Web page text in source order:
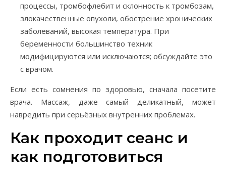
процессы, тромбофлебит и склонность к тромбозам,
злокачественные опухоли, обострение хронических
заболеваний, высокая температура. При
беременности большинство техник
модифицируются или исключаются; обсуждайте это
с врачом.
Если есть сомнения по здоровью, сначала посетите
врача. Массаж, даже самый деликатный, может
навредить при серьёзных внутренних проблемах.
Как проходит сеанс и
как подготовиться